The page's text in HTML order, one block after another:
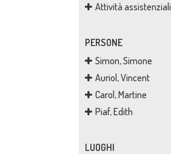
Attività assistenziali
PERSONE
Simon, Simone
Auriol, Vincent
Carol, Martine
Piaf, Edith
LUOGHI